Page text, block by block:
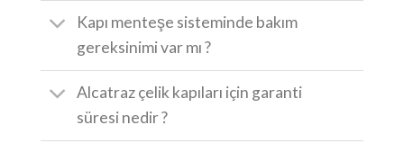
Kapı menteşe sisteminde bakım
gereksinimi var mı ?
Alcatraz çelik kapıları için garanti
süresi nedir ?